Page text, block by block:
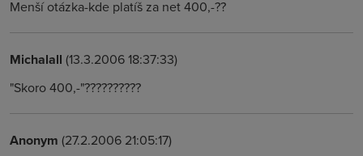
Menší otázka-kde platíš za net 400,-??
Michalall (13.3.2006 18:37:33)
"Skoro 400,-"??????????
Anonym (27.2.2006 21:05:17)